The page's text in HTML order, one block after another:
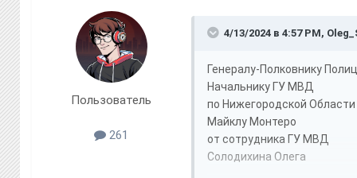
Пользователь
261
4/13/2024 в 4:57 PM,
Генералу-Полковнику
Начальнику ГУ МВД
по Нижегородской Области
Майклу Монтеро
от сотрудника ГУ МВД
Солодихина Олега